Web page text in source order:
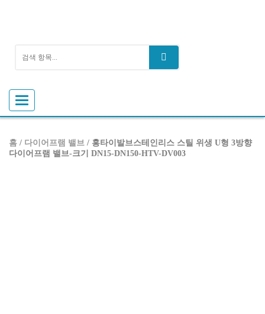
탐
색
토
홈 / 다이어프램 밸브 / 홍타이발브스테인리스 스틸 위생 U형 3방향
다이어프램 밸브-크기 DN15-DN150-HTV-DV003